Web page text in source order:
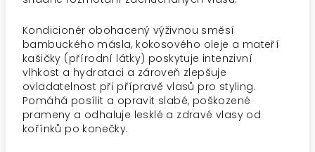
Kondicionér obohacený výživnou směsí
bambuckého másla, kokosového oleje a mateří
kašičky (přírodní látky) poskytuje intenzivní
vlhkost a hydrataci a zároveň zlepšuje
ovladatelnost při přípravě vlasů pro styling.
Pomáhá posílit a opravit slabé, poškozené
prameny a odhaluje lesklé a zdravé vlasy od
kořínků po konečky.